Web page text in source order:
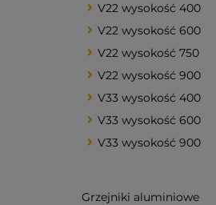
V22 wysokość 400
V22 wysokość 600
V22 wysokość 750
V22 wysokość 900
V33 wysokość 400
V33 wysokość 600
V33 wysokość 900
Grzejniki aluminiowe